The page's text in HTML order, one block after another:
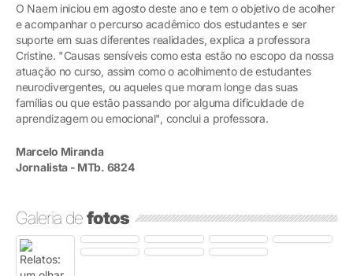
O Naem iniciou em agosto deste ano e tem o objetivo de acolher
e acompanhar o percurso acadêmico dos estudantes e ser
suporte em suas diferentes realidades, explica a professora
Cristine. "Causas sensíveis como esta estão no escopo da nossa
atuação no curso, assim como o acolhimento de estudantes
neurodivergentes, ou aqueles que moram longe das suas
famílias ou que estão passando por alguma dificuldade de
aprendizagem ou emocional", conclui a professora.
Marcelo Miranda
Jornalista - MTb. 6824
Galeria defotos